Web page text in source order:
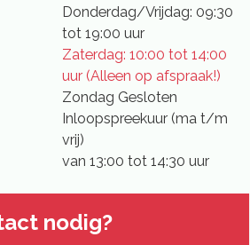
Donderdag/Vrijdag: 09:30
tot 19:00 uur
Zaterdag: 10:00 tot 14:00
uur (Alleen op afspraak!)
Zondag Gesloten
Inloopspreekuur (ma t/m
vrij)
van 13:00 tot 14:30 uur
nodig?